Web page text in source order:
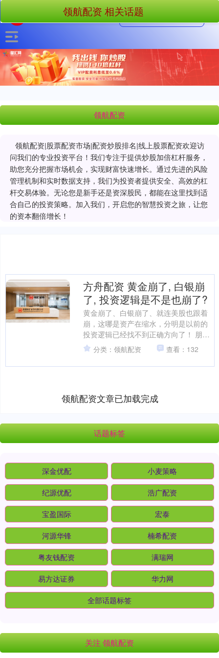
领航配资
领航配资|股票配资市场|配资炒股排名|线上股票配资欢迎访
问我们的专业投资平台！我们专注于提供炒股加倍杠杆服务，
助您充分把握市场机会，实现财富快速增长。通过先进的风险
管理机制和实时数据支持，我们为投资者提供安全、高效的杠
杆交易体验。无论您是新手还是资深股民，都能在这里找到适
合自己的投资策略。加入我们，开启您的智慧投资之旅，让您
的资本翻倍增长！
领航配资 相关话题
方舟配资 黄金崩了, 白银崩
了, 投资逻辑是不是也崩了?
黄金崩了、白银崩了、就连美股也跟着
崩，这哪是资产在缩水，分明是以前的
投资逻辑已经找不到正确方向了！ 朋友
们，最近的金融市场可真是有点魔幻，
黄金从5600美元的高....
分类：领航配资 查看：132
领航配资文章已加载完成
话题标签
深金优配 小麦策略
纪源优配 浩广配资
宝盈国际 宏泰
河源华锋 楠希配资
粤友钱配资 满瑞网
易方达证券 华力网
全部话题标签
关注 领航配资